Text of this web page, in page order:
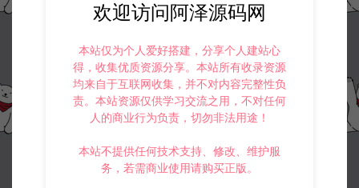
冷雨泽ღ 默认解压密码：www.lyzwlkj.vip 复
下一篇：
欢迎访问阿泽源码网
本站仅为个人爱好搭建，分享个人建站心
得，收集优质资源分享。本站所有收录资源
均来自于互联网收集，并不对内容完整性负
责。本站资源仅供学习交流之用，不对任何
人的商业行为负责，切勿非法用途！
本站不提供任何技术支持、修改、维护服
务，若需商业使用请购买正版。